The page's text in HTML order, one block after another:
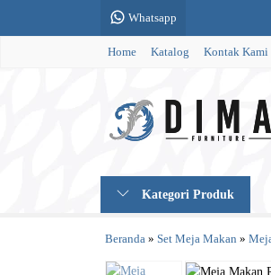
Whatsapp
Home Katalog Kontak Kami
Kategori Produk
Beranda » Set Meja Makan »